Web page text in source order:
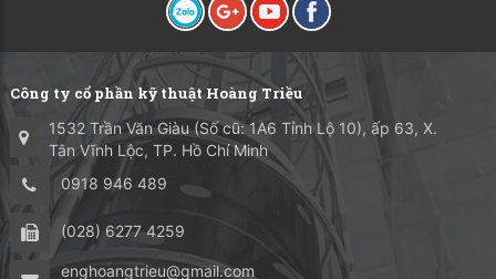
Công ty cổ phần kỹ thuật Hoàng Triều
1532 Trần Văn Giàu (Số cũ: 1A6 Tỉnh Lộ 10), ấp 63, X.
Tân Vĩnh Lộc, TP. Hồ Chí Minh
0918 946 489
(028) 6277 4259
enghoangtrieu@gmail.com